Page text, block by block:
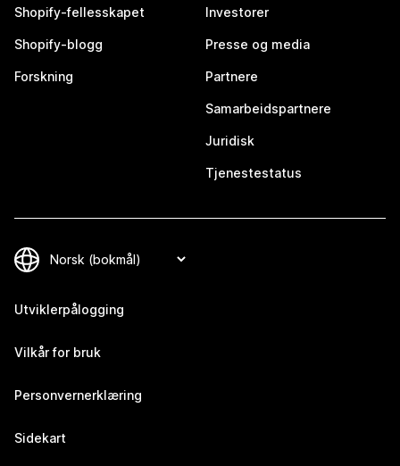
Shopify-fellesskapet
Shopify-blogg
Forskning
Investorer
Presse og media
Partnere
Samarbeidspartnere
Juridisk
Tjenestestatus
Utviklerpålogging
Vilkår for bruk
Personvernerklæring
Sidekart